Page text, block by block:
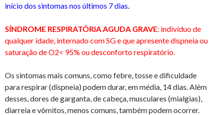
início dos sintomas nos últimos 7 dias.
SÍNDROME RESPIRATÓRIA AGUDA GRAVE: indivíduo de
qualquer idade, internado com SG e que apresente dispneia ou
saturação de O2< 95% ou desconforto respiratório.
Os sintomas mais comuns, como febre, tosse e dificuldade
para respirar (dispneia) podem durar, em média, 14 dias. Além
desses, dores de garganta, de cabeça, musculares (mialgias),
diarreia e vômitos, menos comuns, também podem ocorrer.